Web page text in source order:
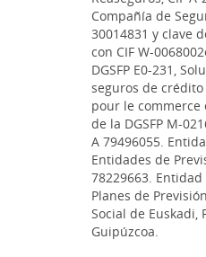
Compañía de
30014831 y clave
con CIF W-
DGSFP E0-231,
seguros de crédito
pour le commerce
de la DGSFP M-
A 79496055.
Entidades de
78229663. Entidad
Planes de
Social de Euskadi,
Guipúzcoa.